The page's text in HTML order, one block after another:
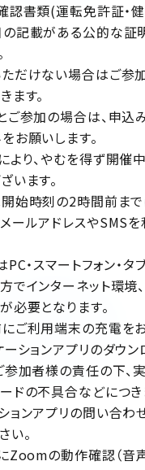
認書類(運転免許証・
記載がある公的な証
だけない場合はご参
ます。
ご参加の場合は、申込
お願いします。
より、やむを得ず開催
います。
始時刻の2時間前まで
ールアドレスやSMS
PC・スマートフォン・タ
でインターネット環境
必要となります。
ご利用端末の充電をお
ーションアプリのダウ
参加者様の責任の下、
ドの不具合などにつき
ョンアプリの問い合わ
い。
Zoomの動作確認（音